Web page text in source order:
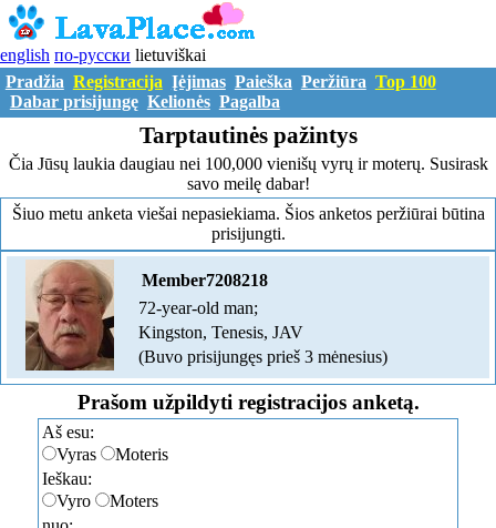
english по-русски lietuviškai
Pradžia Registracija Įėjimas Paieška Peržiūra Top 100
Dabar prisijungę Kelionės Pagalba
Tarptautinės pažintys
Čia Jūsų laukia daugiau nei 100,000 vienišų vyrų ir moterų. Susirask
savo meilę dabar!
Šiuo metu anketa viešai nepasiekiama. Šios anketos peržiūrai būtina
prisijungti.
Member7208218
72-year-old man;
Kingston, Tenesis, JAV
(Buvo prisijungęs prieš 3 mėnesius)
Prašom užpildyti registracijos anketą.
Aš esu:
Vyras
Moteris
Ieškau:
Vyro
Moters